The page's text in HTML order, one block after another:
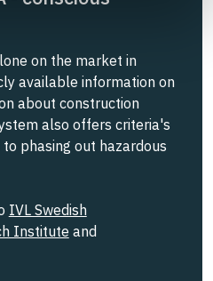
on the market in
available information on
about construction
also offers criteria's
phasing out hazardous
IVL Swedish
Institute and